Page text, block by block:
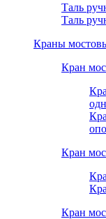
Таль
Таль
Краны
Кран
Кран
Кран